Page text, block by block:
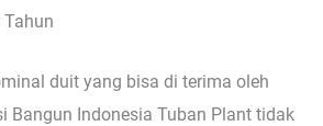
Tahun
duit yang bisa di terima oleh
Bangun Indonesia Tuban Plant tidak